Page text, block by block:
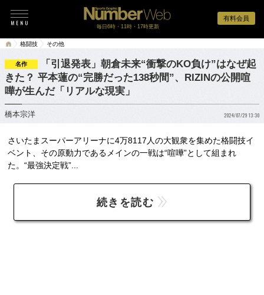
有料会員
毎日6時・11時・17時更新
格闘技 その他
名作
「引退発表」朝倉未来“衝撃のKO負け”はなぜ起
きた？ 平本蓮の“完勝だった138秒間”、RIZINの公開喧
嘩が生んだ「リアルな現実」
橋本宗洋 2024/07/29 13:30
さいたまスーパーアリーナに4万8117人の大観衆を集めた格闘技イ
ベント、その原動力であるメインの一戦は“喧嘩”として組まれ
た。“最強決定戦”...
続きを読む